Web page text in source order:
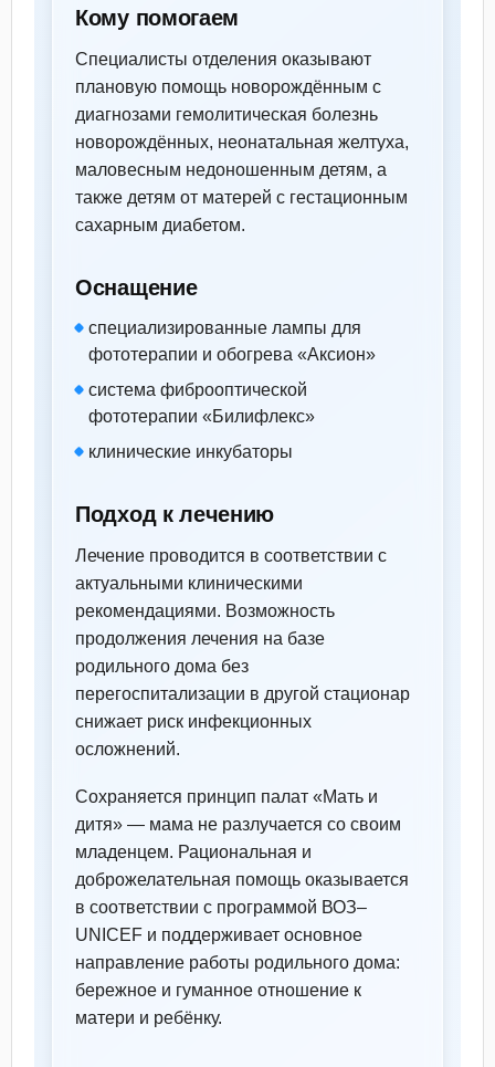
Кому помогаем
Специалисты отделения оказывают
плановую помощь новорождённым с
диагнозами гемолитическая болезнь
новорождённых, неонатальная желтуха,
маловесным недоношенным детям, а
также детям от матерей с гестационным
сахарным диабетом.
Оснащение
специализированные лампы для
фототерапии и обогрева «Аксион»
система фиброоптической
фототерапии «Билифлекс»
клинические инкубаторы
Подход к лечению
Лечение проводится в соответствии с
актуальными клиническими
рекомендациями. Возможность
продолжения лечения на базе
родильного дома без
перегоспитализации в другой стационар
снижает риск инфекционных
осложнений.
Сохраняется принцип палат «Мать и
дитя» — мама не разлучается со своим
младенцем. Рациональная и
доброжелательная помощь оказывается
в соответствии с программой ВОЗ–
UNICEF и поддерживает основное
направление работы родильного дома:
бережное и гуманное отношение к
матери и ребёнку.